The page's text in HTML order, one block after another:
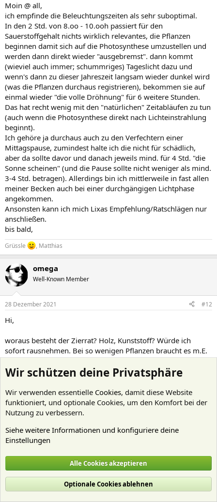
:
Moin @ all,
ich empfinde die Beleuchtungszeiten als sehr suboptimal.
In den 2 Std. von 8.oo - 10.ooh passiert für den
Sauerstoffgehalt nichts wirklich relevantes, die Pflanzen
beginnen damit sich auf die Photosynthese umzustellen und
werden dann direkt wieder "ausgebremst". dann kommt
(wieviel auch immer; schummriges) Tageslicht dazu und
wenn's dann zu dieser Jahreszeit langsam wieder dunkel wird
(was die Pflanzen durchaus registrieren), bekommen sie auf
einmal wieder "die volle Dröhnung" für 6 weitere Stunden.
Das hat recht wenig mit den "natürlichen" Zeitabläufen zu tun
(auch wenn die Photosynthese direkt nach Lichteinstrahlung
beginnt).
Ich gehöre ja durchaus auch zu den Verfechtern einer
Mittagspause, zumindest halte ich die nicht für schädlich,
aber da sollte davor und danach jeweils mind. für 4 Std. "die
Sonne scheinen" (und die Pause sollte nicht weniger als mind.
3-4 Std. betragen). Allerdings bin ich mittlerweile in fast allen
meiner Becken auch bei einer durchgängigen Lichtphase
angekommen.
Ansonsten kann ich mich Lixas Empfehlung/Ratschlägen nur
anschließen.
bis bald,
Grüssle , Matthias
omega
Well-Known Member
28 Dezember 2021 #12
Hi,
woraus besteht der Zierrat? Holz, Kunststoff? Würde ich
sofort rausnehmen. Bei so wenigen Pflanzen braucht es m.E.
gar keinen Extradünger, NPK aus dem Futter sollte reichen,
sieht man an den Messwerten. Es wird z.Z. ja nur "Flowgrow
Basic" (hoffentlich Micro Basic Eisen) gedüngt.
UVC und Twinstar würde ich abstellen. Die killen Organismen,
verbraucht Sauerstoff.
Pflanzenmasse erhöhen, wie bereits erwähnt. Belüftung
Bitte in Zukunft exakte Produkzbezeichnungen angeben:
- es gibt aber mehrere Aqua Rebell Basic-Dünger
- "JBL Aquatest Pro" heißt in Wirklichkeit JBL Proaquatest.
Grüße, Markus
Wir schützen deine Privatsphäre
Wir verwenden essentielle Cookies, damit diese Website
funktioniert, und optionale Cookies, um den Komfort bei der
Nutzung zu verbessern.
Siehe weitere Informationen und konfiguriere deine
Einstellungen
Alle Cookies akzeptieren
Optionale Cookies ablehnen